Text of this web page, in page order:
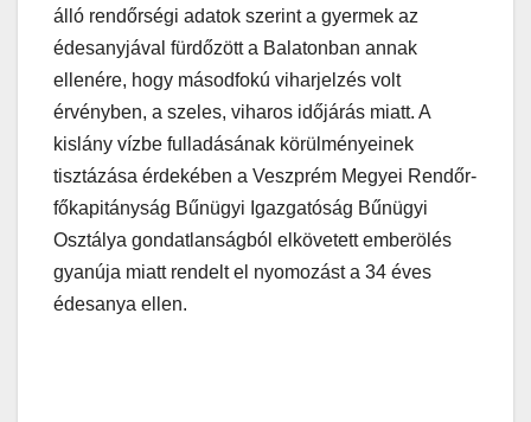
álló rendőrségi adatok szerint a gyermek az
édesanyjával fürdőzött a Balatonban annak
ellenére, hogy másodfokú viharjelzés volt
érvényben, a szeles, viharos időjárás miatt. A
kislány vízbe fulladásának körülményeinek
tisztázása érdekében a Veszprém Megyei Rendőr-
főkapitányság Bűnügyi Igazgatóság Bűnügyi
Osztálya gondatlanságból elkövetett emberölés
gyanúja miatt rendelt el nyomozást a 34 éves
édesanya ellen.